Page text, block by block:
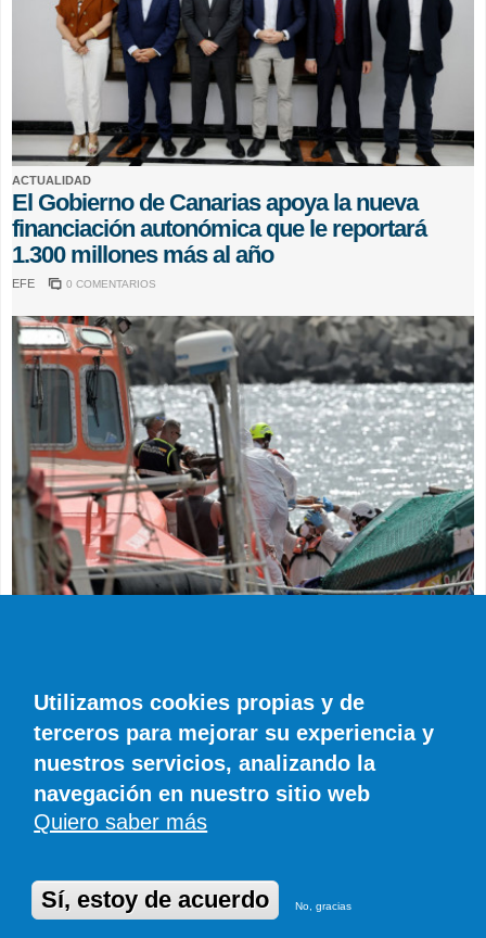
ACTUALIDAD
El Gobierno de Canarias apoya la nueva
financiación autonómica que le reportará
1.300 millones más al año
EFE 0 COMENTARIOS
Hierro
EFE 0 COMENTARIOS
© SIROCO INFORMACIÓN SL | Tel. 828 081 655 | Móvil y WhatsApp 606 845
886 |info@diariodefuerteventura.com
Publicidad
Aviso legal| Política de cookies
Desarrollado en Drupal por Suomitech
Utilizamos cookies propias y de
terceros para mejorar su experiencia y
nuestros servicios, analizando la
navegación en nuestro sitio web
Quiero saber más
Sí, estoy de acuerdo No, gracias